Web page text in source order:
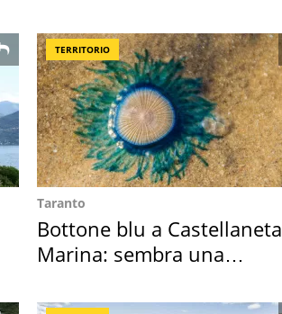
TERRITORIO
Taranto
Bottone blu a Castellaneta
Marina: sembra una